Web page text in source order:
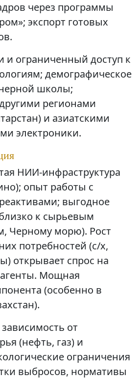
через программы
экспорт готовых
и ограниченный доступ к
демографическое
школы;
регионами
и азиатскими
электроники.
НИИ-инфраструктура
опыт работы с
выгодное
к сырьевым
Черному морю). Рост
потребностей (с/х,
открывает спрос на
Мощная
(особенно в
от
(нефть, газ) и
ограничения
выбросов, нормативы